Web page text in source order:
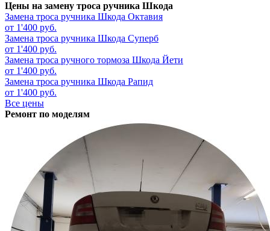
Цены на замену троса ручника Шкода
Замена троса ручника Шкода Октавия
от 1'400 руб.
Замена троса ручника Шкода Суперб
от 1'400 руб.
Замена троса ручного тормоза Шкода Йети
от 1'400 руб.
Замена троса ручника Шкода Рапид
от 1'400 руб.
Все цены
Ремонт по моделям